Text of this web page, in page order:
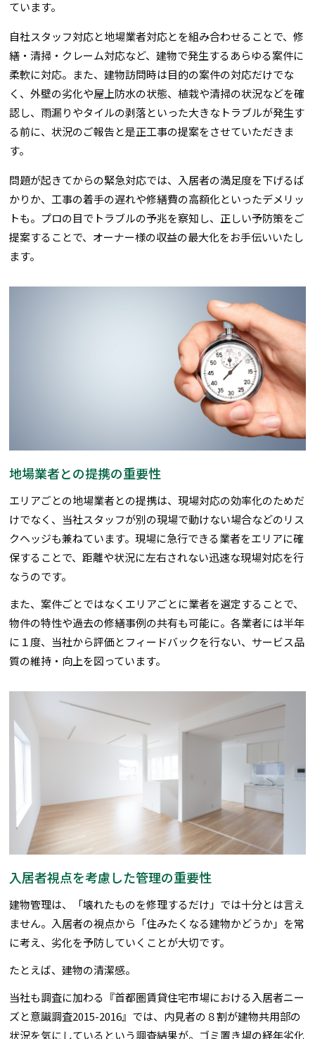
ています。
自社スタッフ対応と地場業者対応とを組み合わせることで、修
繕・清掃・クレーム対応など、建物で発生するあらゆる案件に
柔軟に対応。また、建物訪問時は目的の案件の対応だけでな
く、外壁の劣化や屋上防水の状態、植栽や清掃の状況などを確
認し、雨漏りやタイルの剥落といった大きなトラブルが発生す
る前に、状況のご報告と是正工事の提案をさせていただきま
す。
問題が起きてからの緊急対応では、入居者の満足度を下げるば
かりか、工事の着手の遅れや修繕費の高額化といったデメリッ
トも。プロの目でトラブルの予兆を察知し、正しい予防策をご
提案することで、オーナー様の収益の最大化をお手伝いいたし
ます。
地場業者との提携の重要性
エリアごとの地場業者との提携は、現場対応の効率化のためだ
けでなく、当社スタッフが別の現場で動けない場合などのリス
クヘッジも兼ねています。現場に急行できる業者をエリアに確
保することで、距離や状況に左右されない迅速な現場対応を行
なうのです。
また、案件ごとではなくエリアごとに業者を選定することで、
物件の特性や過去の修繕事例の共有も可能に。各業者には半年
に１度、当社から評価とフィードバックを行ない、サービス品
質の維持・向上を図っています。
入居者視点を考慮した管理の重要性
建物管理は、「壊れたものを修理するだけ」では十分とは言え
ません。入居者の視点から「住みたくなる建物かどうか」を常
に考え、劣化を予防していくことが大切です。
たとえば、建物の清潔感。
当社も調査に加わる『首都圏賃貸住宅市場における入居者ニー
ズと意識調査2015-2016』では、内見者の８割が建物共用部の
状況を気にしているという調査結果が。ゴミ置き場の経年劣化